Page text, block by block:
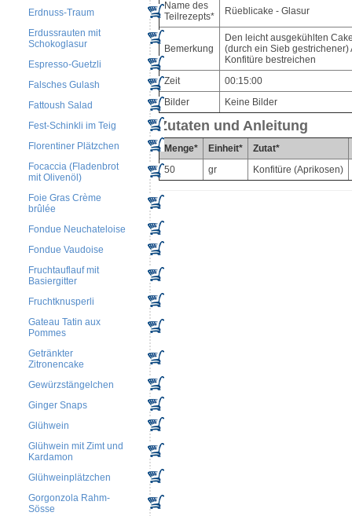
Erdnuss-Traum
Erdussrauten mit
Schokoglasur
Espresso-Guetzli
Falsches Gulash
Fattoush Salad
Fest-Schinkli im Teig
Florentiner Plätzchen
Focaccia (Fladenbrot
mit Olivenöl)
Foie Gras Crème
brûlée
Fondue Neuchateloise
Fondue Vaudoise
Fruchtauflauf mit
Basiergitter
Fruchtknusperli
Gateau Tatin aux
Pommes
Getränkter
Zitronencake
Gewürzstängelchen
Ginger Snaps
Glühwein
Glühwein mit Zimt und
Kardamon
Glühweinplätzchen
Gorgonzola Rahm-
Sösse
Name des
Teilrezepts*
Rüeblicake - Glasur
Bemerkung
Den leicht ausgekühlten
(durch ein Sieb gestrichener)
Konfitüre bestreichen
Zeit
00:15:00
Bilder
Keine Bilder
Zutaten und Anleitung
Menge* Einheit*
Zutat*
50
gr Konfitüre (Aprikosen)